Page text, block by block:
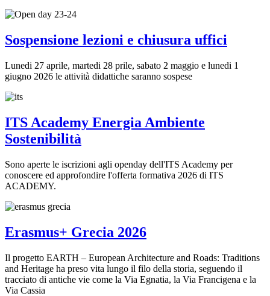
Sospensione lezioni e chiusura uffici
Lunedi 27 aprile, martedi 28 prile, sabato 2 maggio e lunedi 1
giugno 2026 le attività didattiche saranno sospese
ITS Academy Energia Ambiente
Sostenibilità
Sono aperte le iscrizioni agli openday dell'ITS Academy per
conoscere ed approfondire l'offerta formativa 2026 di ITS
ACADEMY.
Erasmus+ Grecia 2026
Il progetto EARTH – European Architecture and Roads: Traditions
and Heritage ha preso vita lungo il filo della storia, seguendo il
tracciato di antiche vie come la Via Egnatia, la Via Francigena e la
Via Cassia